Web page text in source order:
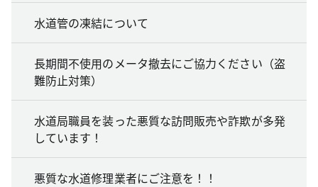
水道管の凍結について
長期間不使用のメータ撤去にご協力ください（盗
難防止対策）
水道局職員を装った悪質な訪問販売や詐欺が多発
しています！
悪質な水道修理業者にご注意を！！